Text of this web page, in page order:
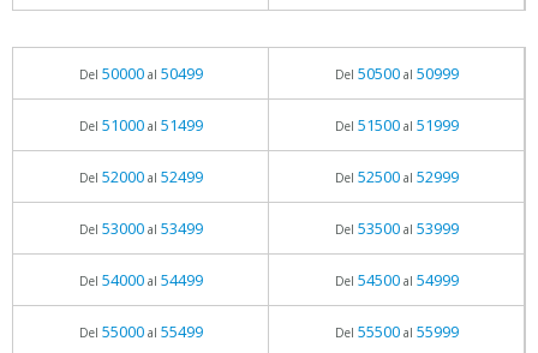
Del 50000al 50499 Del 50500al 50999
Del 51000al 51499 Del 51500al 51999
Del 52000al 52499 Del 52500al 52999
Del 53000al 53499 Del 53500al 53999
Del 54000al 54499 Del 54500al 54999
Del 55000al 55499 Del 55500al 55999